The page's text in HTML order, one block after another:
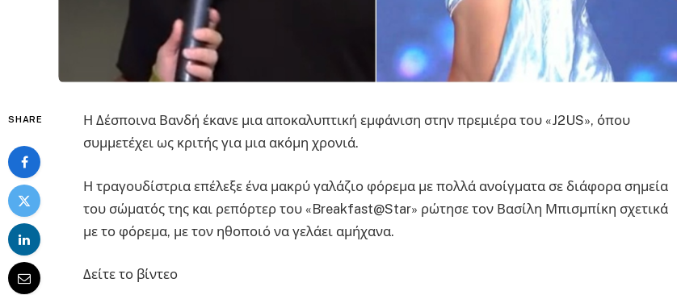
SHARE
Η Δέσποινα Βανδή έκανε μια αποκαλυπτική εμφάνιση στην πρεμιέρα του «J2US», όπου
συμμετέχει ως κριτής για μια ακόμη χρονιά.
Η τραγουδίστρια επέλεξε ένα μακρύ γαλάζιο φόρεμα με πολλά ανοίγματα σε διάφορα σημεία
του σώματός της και ρεπόρτερ του «Breakfast@Star» ρώτησε τον Βασίλη Μπισμπίκη σχετικά
με το φόρεμα, με τον ηθοποιό να γελάει αμήχανα.
Δείτε το βίντεο